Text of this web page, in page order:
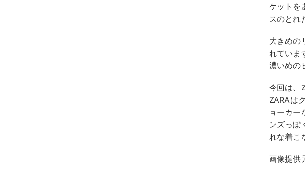
ケットを
スのとれ
大きめの
れていま
濃いめの
今回は、
ZARAは
ョーカー
ンズっぽ
れな着こ
画像提供